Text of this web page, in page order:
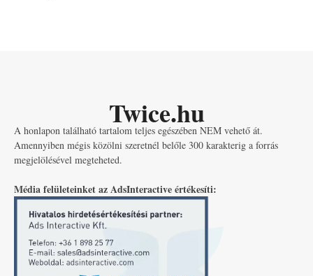
Twice.hu
A honlapon található tartalom teljes egészében NEM vehető át.
Amennyiben mégis közölni szeretnél belőle 300 karakterig a forrás
megjelölésével megteheted.
Média felületeinket az AdsInteractive értékesíti: